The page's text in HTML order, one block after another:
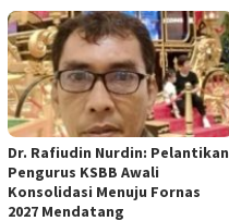
Dr. Rafiudin Nurdin: Pelantikan
Pengurus KSBB Awali
Konsolidasi Menuju Fornas
2027 Mendatang